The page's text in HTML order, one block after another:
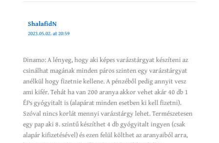
ShalafidN
2023.05.02. at 20:59
Dinamo: A lényeg, hogy aki képes varázstárgyat készíteni az
csinálhat magának minden páros szinten egy varázstárgyat
anélkül hogy fizetnie kellene. A pénzéből pedig annyit vesz
ami kifér. Tehát ha van 200 aranya akkor vehet akár 40 db 1
ÉPs gyógyitalt is (alapárat minden esetben ki kell fizetni).
Szóval nincs korlát mennyi varázstárgy lehet. Természetesen
egy pap aki 8. szintű készíthet 4 db gyógyitalt ingyen (csak
alapár kifizetésével) és ezen felül költhet az aranyaiból arra,